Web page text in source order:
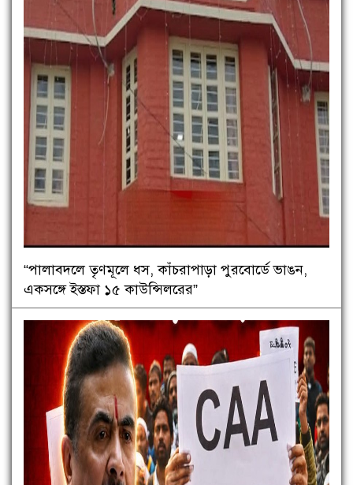
“পালাবদলে তৃণমূলে ধস, কাঁচরাপাড়া পুরবোর্ডে ভাঙন,
একসঙ্গে ইস্তফা ১৫ কাউন্সিলরের”